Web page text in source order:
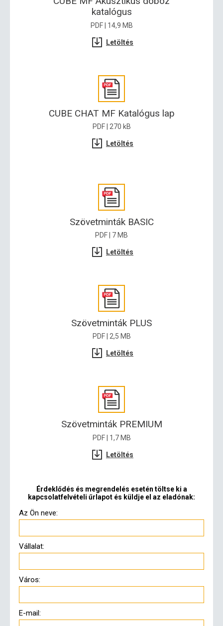
katalógus
PDF | 14,9 MB
Letöltés
CUBE CHAT MF Katalógus lap
PDF | 270 kB
Letöltés
Szövetminták BASIC
PDF | 7 MB
Letöltés
Szövetminták PLUS
PDF | 2,5 MB
Letöltés
Szövetminták PREMIUM
PDF | 1,7 MB
Letöltés
Érdeklődés és megrendelés esetén töltse ki a
kapcsolatfelvételi űrlapot és küldje el az eladónak:
Az Ön neve:
Vállalat:
Város:
E-mail: